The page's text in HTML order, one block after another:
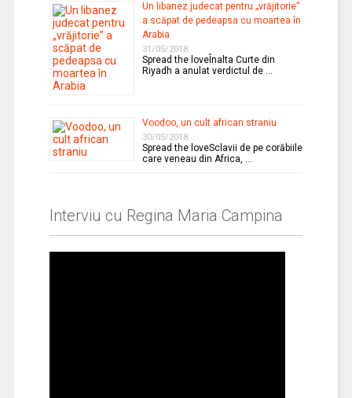
Un libanez judecat pentru „vrăjitorie”
a scăpat de pedeapsa cu moartea în
Arabia
31/05/2018
Spread the loveÎnalta Curte din
Riyadh a anulat verdictul de …
Voodoo, un cult african straniu
30/05/2018
Spread the loveSclavii de pe corăbiile
care veneau din Africa, …
Interviu cu Regina Maria Campina